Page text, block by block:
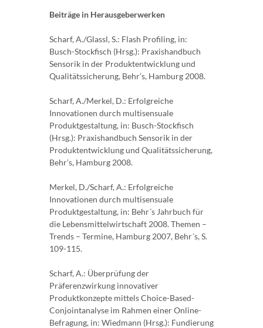
Beiträge in Herausgeberwerken
Scharf, A./Glassl, S.: Flash Profiling, in:
Busch-Stockfisch (Hrsg.): Praxishandbuch
Sensorik in der Produktentwicklung und
Qualitätssicherung, Behr’s, Hamburg 2008.
Scharf, A./Merkel, D.: Erfolgreiche
Innovationen durch multisensuale
Produktgestaltung, in: Busch-Stockfisch
(Hrsg.): Praxishandbuch Sensorik in der
Produktentwicklung und Qualitätssicherung,
Behr’s, Hamburg 2008.
Merkel, D./Scharf, A.: Erfolgreiche
Innovationen durch multisensuale
Produktgestaltung, in: Behr´s Jahrbuch für
die Lebensmittelwirtschaft 2008. Themen –
Trends – Termine, Hamburg 2007, Behr´s, S.
109-115.
Scharf, A.: Überprüfung der
Präferenzwirkung innovativer
Produktkonzepte mittels Choice-Based-
Conjointanalyse im Rahmen einer Online-
Befragung, in: Wiedmann (Hrsg.): Fundierung